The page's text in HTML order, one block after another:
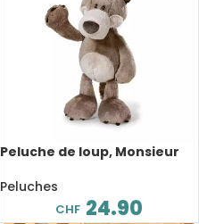
Peluche de loup, Monsieur
Peluches
CHF 24.90